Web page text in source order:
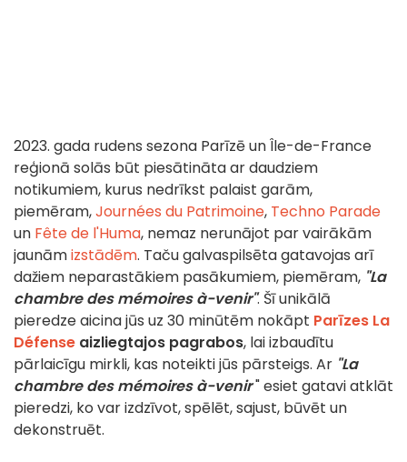
2023. gada rudens sezona Parīzē un Île-de-France
reģionā solās būt piesātināta ar daudziem
notikumiem, kurus nedrīkst palaist garām,
piemēram,Journées du Patrimoine, Techno Parade
un Fête de l'Huma, nemaz nerunājot par vairākām
jaunāmizstādēm. Taču galvaspilsēta gatavojas arī
dažiem neparastākiem pasākumiem, piemēram, "La
chambre des mémoires à-venir". Šī unikālā
pieredze aicina jūs uz 30 minūtēm nokāpt Parīzes La
Défense aizliegtajos pagrabos, lai izbaudītu
pārlaicīgu mirkli, kas noteikti jūs pārsteigs. Ar "La
chambre des mémoires à-venir" esiet gatavi atklāt
pieredzi, ko var izdzīvot, spēlēt, sajust, būvēt un
dekonstruēt.